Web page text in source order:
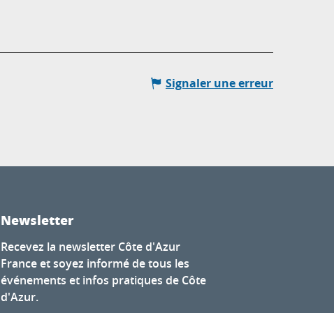
Signaler une erreur
Newsletter
Recevez la newsletter Côte d'Azur
France et soyez informé de tous les
événements et infos pratiques de Côte
d'Azur.